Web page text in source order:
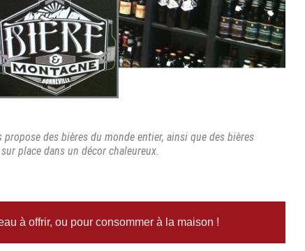
des bières du monde entier, ainsi que des bières
place dans un décor chaleureux.
à offrir, ou pour consommer à la maison !